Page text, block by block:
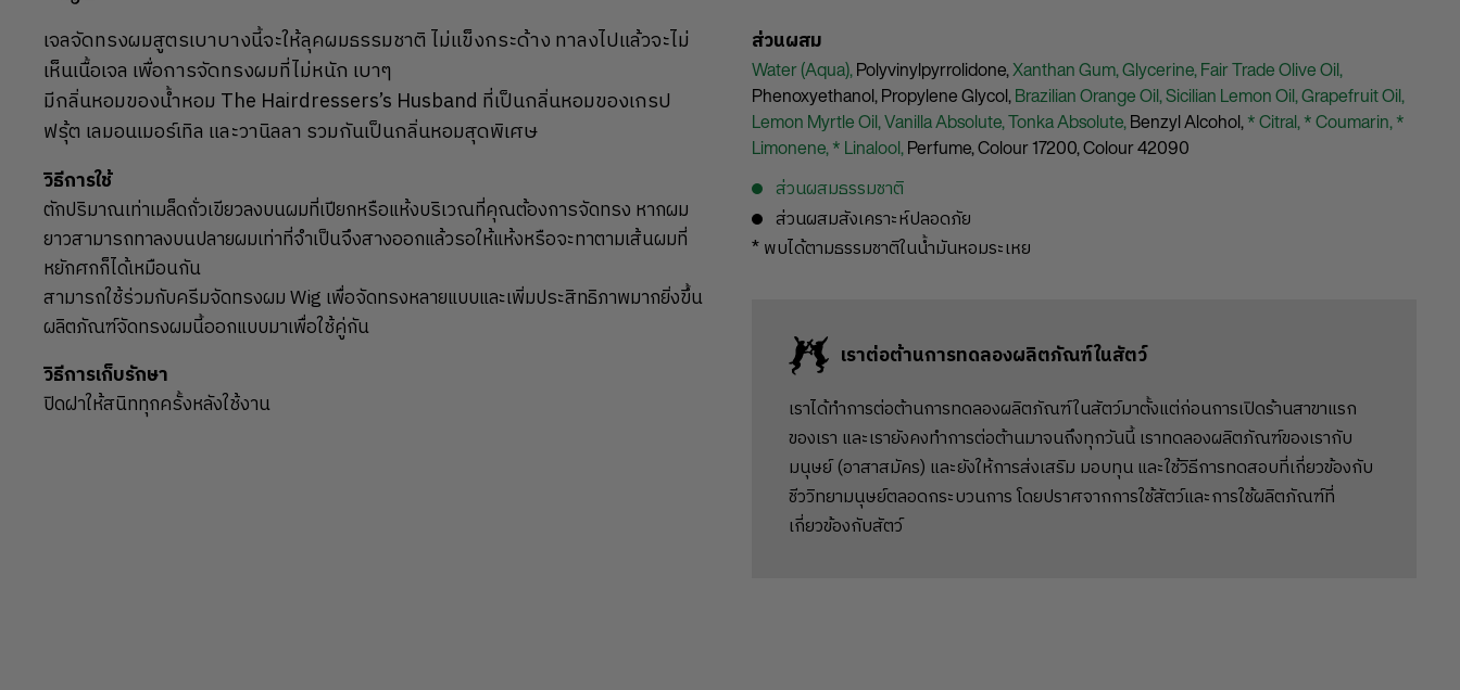
เจลจัดทรงผมสูตรเบาบางนี้จะให้ลุคผมธรรมชาติ ไม่แข็งกระด้าง ทาลงไปแล้วจะไม่
เห็นเนื้อเจล เพื่อการจัดทรงผมที่ไม่หนัก เบาๆ
มีกลิ่นหอมของน้ำหอม The Hairdressers’s Husband ที่เป็นกลิ่นหอมของเกรป
ฟรุ้ต เลมอนเมอร์เทิล และวานิลลา รวมกันเป็นกลิ่นหอมสุดพิเศษ
วิธีการใช้
ตักปริมาณเท่าเมล็ดถั่วเขียวลงบนผมที่เปียกหรือแห้งบริเวณที่คุณต้องการจัดทรง หากผม
ยาวสามารถทาลงบนปลายผมเท่าที่จำเป็นจึงสางออกแล้วรอให้แห้งหรือจะทาตามเส้นผมที่
หยักศกก็ได้เหมือนกัน
สามารถใช้ร่วมกับครีมจัดทรงผม Wig เพื่อจัดทรงหลายแบบและเพิ่มประสิทธิภาพมากยิ่งขึ้น
ผลิตภัณฑ์จัดทรงผมนี้ออกแบบมาเพื่อใช้คู่กัน
วิธีการเก็บรักษา
ปิดฝาให้สนิททุกครั้งหลังใช้งาน
ส่วนผสม
Water (Aqua),Polyvinylpyrrolidone,Xanthan Gum,Glycerine,Fair Trade Olive Oil,
Phenoxyethanol,Propylene Glycol,Brazilian Orange Oil,Sicilian Lemon Oil,Grapefruit Oil,
Lemon Myrtle Oil,Vanilla Absolute,Tonka Absolute,Benzyl Alcohol,* Citral,* Coumarin,*
Limonene,* Linalool,Perfume,Colour 17200,Colour 42090
ส่วนผสมธรรมชาติ
ส่วนผสมสังเคราะห์ปลอดภัย
* พบได้ตามธรรมชาติในน้ำมันหอมระเหย
เราต่อต้านการทดลองผลิตภัณฑ์ในสัตว์
เราได้ทำการต่อต้านการทดลองผลิตภัณฑ์ในสัตว์มาตั้งแต่ก่อนการเปิดร้านสาขาแรก
ของเรา และเรายังคงทำการต่อต้านมาจนถึงทุกวันนี้ เราทดลองผลิตภัณฑ์ของเรากับ
มนุษย์ (อาสาสมัคร) และยังให้การส่งเสริม มอบทุน และใช้วิธีการทดสอบที่เกี่ยวข้องกับ
ชีววิทยามนุษย์ตลอดกระบวนการ โดยปราศจากการใช้สัตว์และการใช้ผลิตภัณฑ์ที่
เกี่ยวข้องกับสัตว์